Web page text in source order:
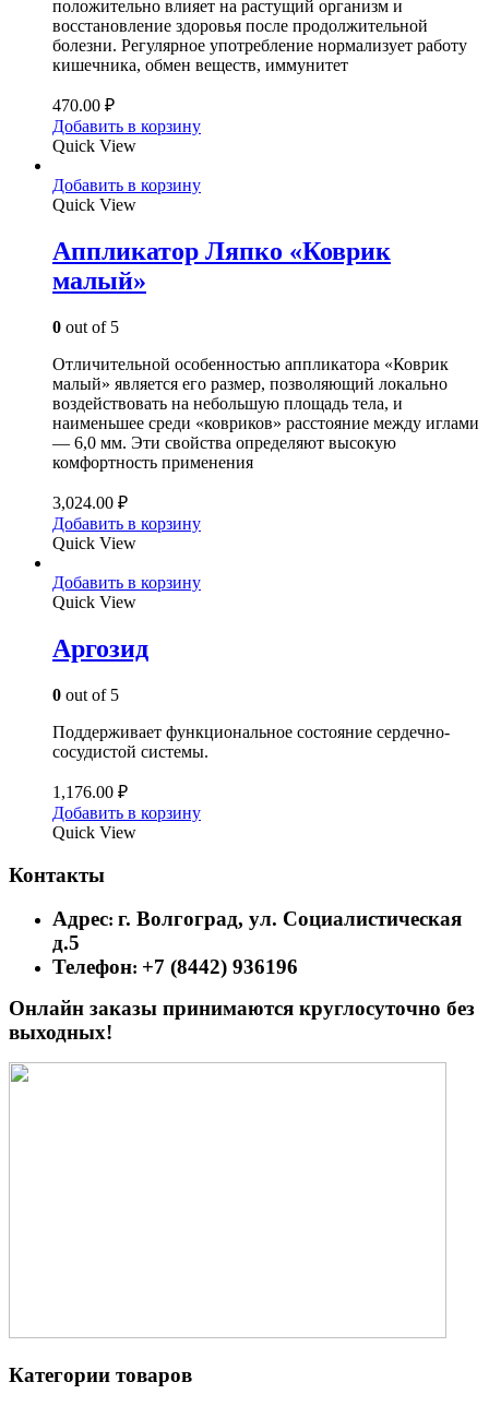
положительно влияет на растущий организм и
восстановление здоровья после продолжительной
болезни. Регулярное употребление нормализует работу
кишечника, обмен веществ, иммунитет
470.00 ₽
Добавить в корзину
Quick View
Добавить в корзину
Quick View
Аппликатор Ляпко «Коврик
малый»
0 out of 5
Отличительной особенностью аппликатора «Коврик
малый» является его размер, позволяющий локально
воздействовать на небольшую площадь тела, и
наименьшее среди «ковриков» расстояние между иглами
— 6,0 мм. Эти свойства определяют высокую
комфортность применения
3,024.00 ₽
Добавить в корзину
Quick View
Добавить в корзину
Quick View
Аргозид
0 out of 5
Поддерживает функциональное состояние сердечно-
сосудистой системы.
1,176.00 ₽
Добавить в корзину
Quick View
Контакты
Адрес: г. Волгоград, ул. Социалистическая
д.5
Телефон: +7 (8442) 936196
Онлайн заказы принимаются круглосуточно без
выходных!
Категории товаров